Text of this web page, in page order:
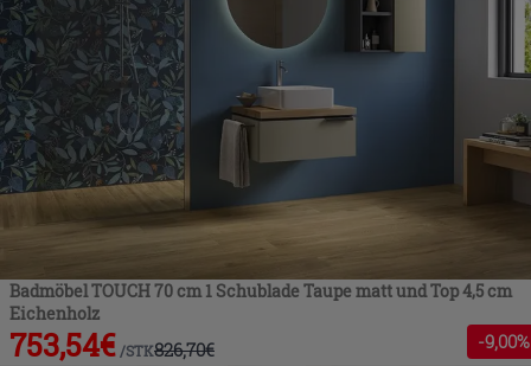
Badmöbel TOUCH 70 cm 1 Schublade Taupe matt und Top 4,5 cm
Eichenholz
753,54€ /STK826,70€ -9,00%